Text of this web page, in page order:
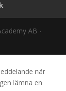
AB -
när
lämna en